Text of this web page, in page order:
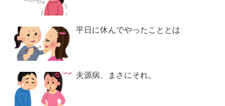
平日に休んでやったこととは
夫源病、まさにそれ。